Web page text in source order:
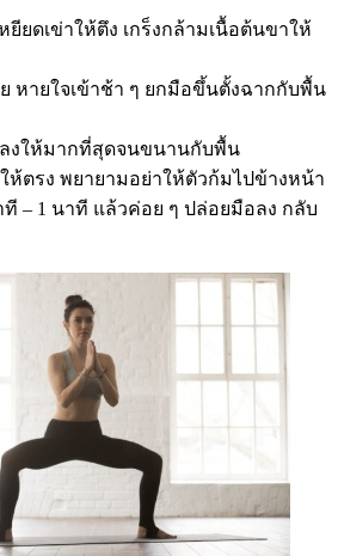
ยียดเข่าให้ตึง เกร็งกล้ามเนื้อต้นขาให้
หายใจเข้าช้า ๆ ยกมือขึ้นตั้งฉากกับพื้น
ลงให้มากที่สุดจนขนานกับพื้น
ห้ตรง พยายามอย่าให้ตัวก้มไปข้างหน้า
ที – 1 นาที แล้วค่อย ๆ ปล่อยมือลง กลับ